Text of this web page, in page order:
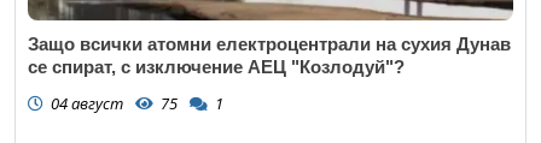
Защо всички атомни електроцентрали на сухия Дунав
се спират, с изключение АЕЦ "Козлодуй"?
04 август 75 1